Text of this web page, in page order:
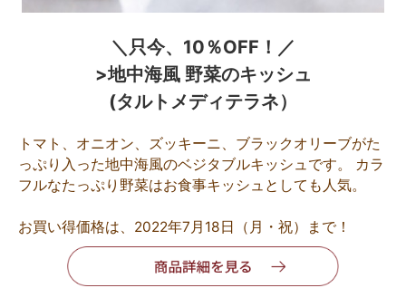
＼只今、10％OFF！／
>地中海風 野菜のキッシュ
(タルトメディテラネ）
トマト、オニオン、ズッキーニ、ブラックオリーブがた
っぷり入った地中海風のベジタブルキッシュです。 カラ
フルなたっぷり野菜はお食事キッシュとしても人気。
お買い得価格は、2022年7月18日（月・祝）まで！